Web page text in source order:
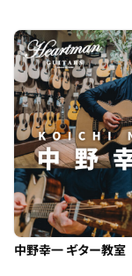
中野幸一 ギター教室